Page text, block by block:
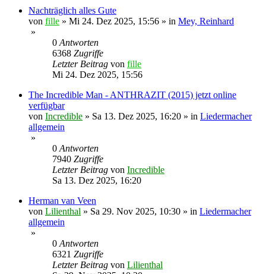
Nachträglich alles Gute
von fille » Mi 24. Dez 2025, 15:56 » in Mey, Reinhard
»
0Antworten
6368 Zugriffe
Letzter Beitrag von fille
Mi 24. Dez 2025, 15:56
The Incredible Man - ANTHRAZIT (2015) jetzt online
verfügbar
von Incredible » Sa 13. Dez 2025, 16:20 » in Liedermacher
allgemein
»
0Antworten
7940 Zugriffe
Letzter Beitrag von Incredible
Sa 13. Dez 2025, 16:20
Herman van Veen
von Lilienthal » Sa 29. Nov 2025, 10:30 » in Liedermacher
allgemein
»
0Antworten
6321 Zugriffe
Letzter Beitrag von Lilienthal